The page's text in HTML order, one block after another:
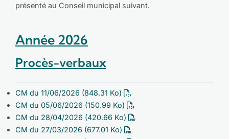
présenté au Conseil municipal suivant.
Année 2026
Procès-verbaux
CM du 11/06/2026 (848.31 Ko)
CM du 05/06/2026 (150.99 Ko)
CM du 28/04/2026 (420.66 Ko)
CM du 27/03/2026 (677.01 Ko)